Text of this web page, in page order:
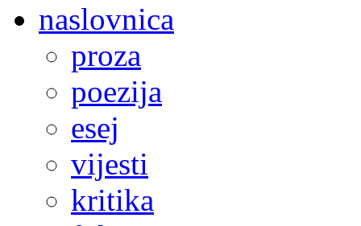
naslovnica
proza
poezija
esej
vijesti
kritika